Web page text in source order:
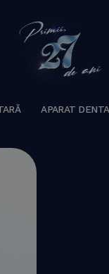
APARAT